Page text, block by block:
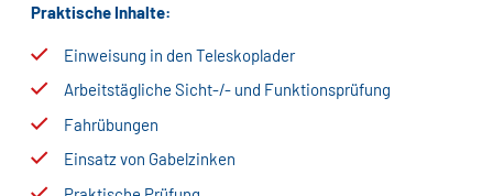
Praktische Inhalte:
Einweisung in den Teleskoplader
Arbeitstägliche Sicht-/- und Funktionsprüfung
Fahrübungen
Einsatz von Gabelzinken